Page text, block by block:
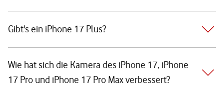
Gibt's ein iPhone 17 Plus?
Wie hat sich die Kamera des iPhone 17, iPhone
17 Pro und iPhone 17 Pro Max verbessert?